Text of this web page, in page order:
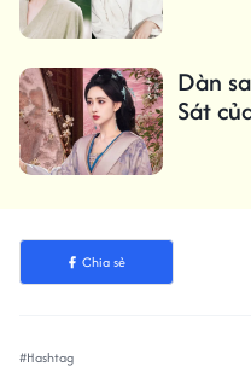
Dàn
Sát
Chia sẻ
#Hashtag